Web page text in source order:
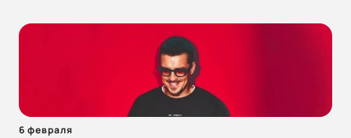
6 февраля